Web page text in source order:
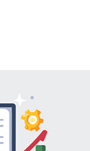
的欧洲服务器的云服